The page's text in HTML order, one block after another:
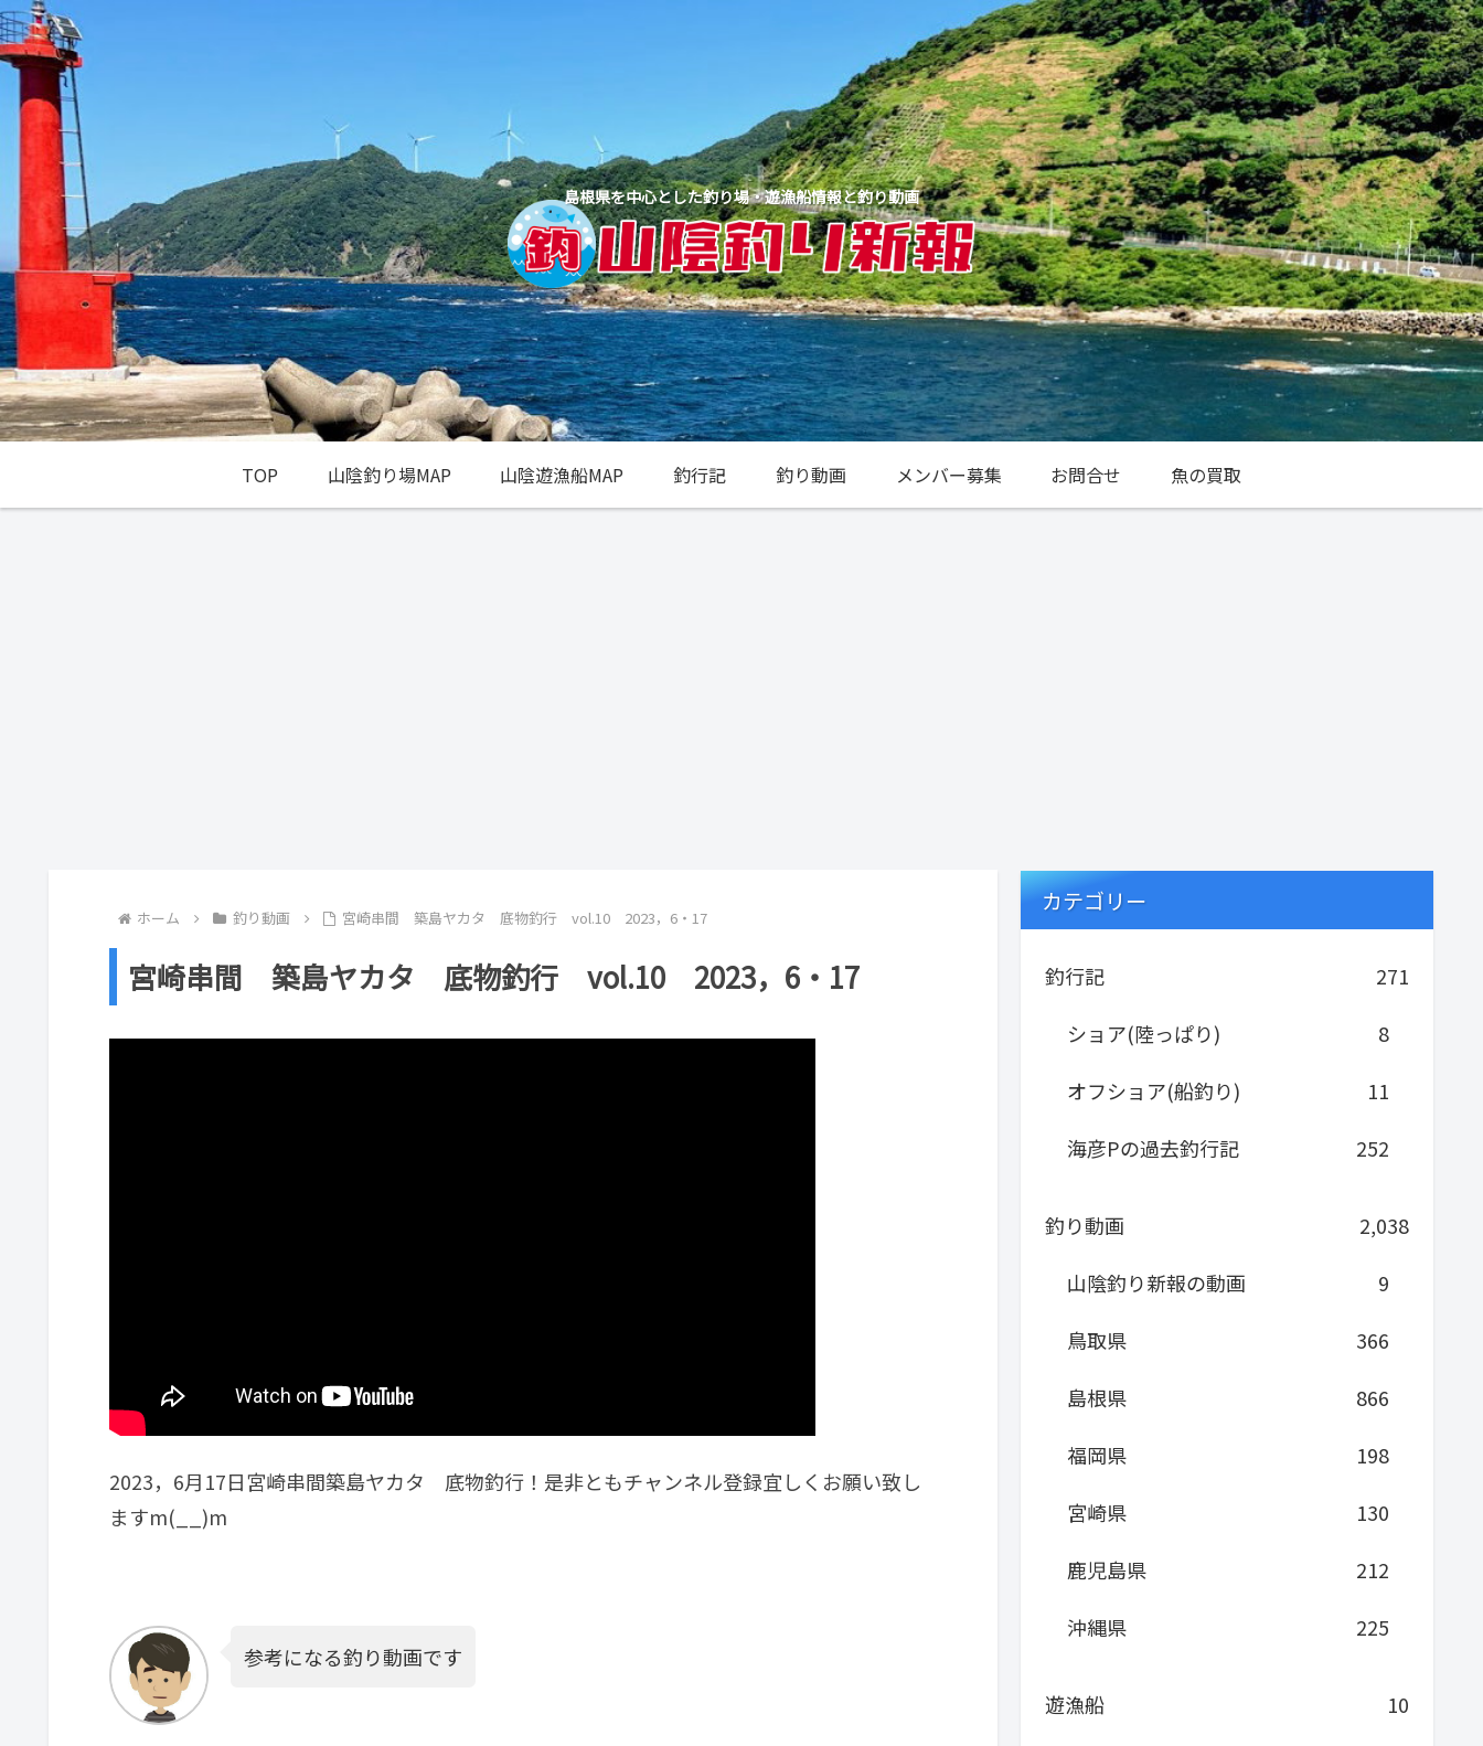
島根県を中心とした釣り場・遊漁船情報と釣り動画
TOP 山陰釣り場MAP 山陰遊漁船MAP 釣行記 釣り動画 メンバー募集 お問合せ 魚の買取
ホーム 釣り動画 宮崎串間 築島ヤカタ 底物釣行 vol.10 2023，6・17
宮崎串間 築島ヤカタ 底物釣行 vol.10 2023，6・17
2023，6月17日宮崎串間築島ヤカタ 底物釣行！是非ともチャンネル登録宜しくお願い致し
ますm(__)m
参考になる釣り動画です
カテゴリー
釣行記
271
ショア(陸っぱり)
8
オフショア(船釣り)
11
海彦Pの過去釣行記
252
釣り動画
2,038
山陰釣り新報の動画
9
鳥取県
366
島根県
866
福岡県
198
宮崎県
130
鹿児島県
212
沖縄県
225
遊漁船
10